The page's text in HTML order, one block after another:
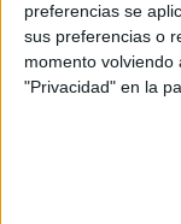
preferencias se
sus preferencias o
momento volviendo
"Privacidad" en la
que la majoria
vigilants
la gent.